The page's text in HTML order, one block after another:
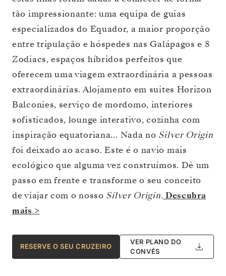
tão impressionante: uma equipa de guias
especializados do Equador, a maior proporção
entre tripulação e hóspedes nas Galápagos e 8
Zodiacs, espaços híbridos perfeitos que
oferecem uma viagem extraordinária a pessoas
extraordinárias. Alojamento em suites Horizon
Balconies, serviço de mordomo, interiores
sofisticados, lounge interativo, cozinha com
inspiração equatoriana… Nada no Silver Origin
foi deixado ao acaso. Este é o navio mais
ecológico que alguma vez construímos. Dê um
passo em frente e transforme o seu conceito
de viajar com o nosso Silver Origin. Descubra
mais >
RESERVE O SEU CRUZEIRO
VER PLANO DO
CONVÉS